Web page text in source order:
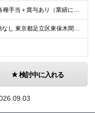
月給33万円以上＋各種手当＋賞与あり（業績による） ※経験・年齢・能力などを考慮の上決定します。 ※上記には固定残業代を含みます。詳細の金額については面接でお話しします。 ※3ヶ月の試用期間がありま
足立区で働く／転勤なし 東京都足立区東保木間2-25-3 ┗ご依頼者の葬儀場所によっては直行直帰が可能です。 (変更の範囲)上記を除く当社関連勤務地
検討中に入れる